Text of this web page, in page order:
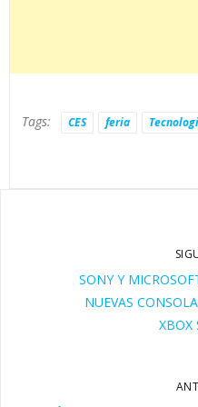
Tags: CES feria
SONY Y
NUEVAS
XBOX